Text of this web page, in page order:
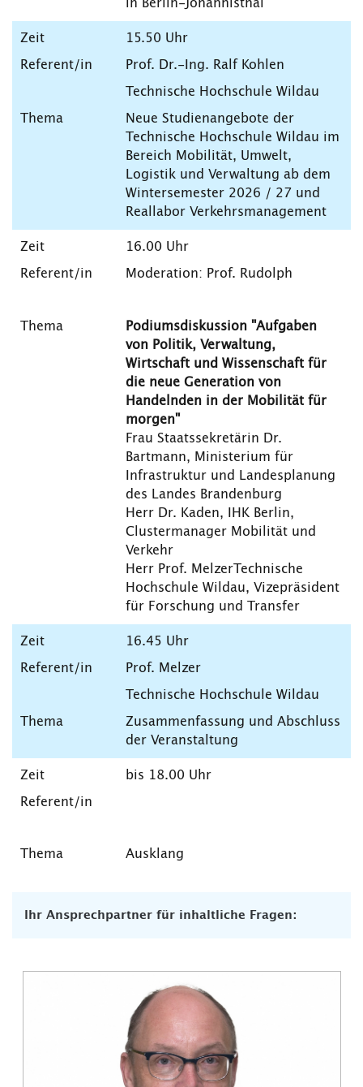
in Berlin-Johannisthal
15.50 Uhr
Prof. Dr.-Ing. Ralf Kohlen
Technische Hochschule Wildau
Neue Studienangebote der
Technische Hochschule Wildau im
Bereich Mobilität, Umwelt,
Logistik und Verwaltung ab dem
Wintersemester 2026 / 27 und
Reallabor Verkehrsmanagement
16.00 Uhr
Moderation: Prof. Rudolph
Podiumsdiskussion "Aufgaben
von Politik, Verwaltung,
Wirtschaft und Wissenschaft für
die neue Generation von
Handelnden in der Mobilität für
morgen"
Frau Staatssekretärin Dr.
Bartmann, Ministerium für
Infrastruktur und Landesplanung
des Landes Brandenburg
Herr Dr. Kaden, IHK Berlin,
Clustermanager Mobilität und
Verkehr
Herr Prof. MelzerTechnische
Hochschule Wildau, Vizepräsident
für Forschung und Transfer
16.45 Uhr
Prof. Melzer
Technische Hochschule Wildau
Zusammenfassung und Abschluss
der Veranstaltung
bis 18.00 Uhr
Ausklang
Ihr Ansprechpartner für inhaltliche Fragen: